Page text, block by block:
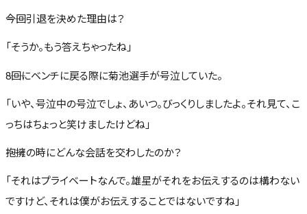
――今回引退を決めた理由は？
「そうか。もう答えちゃったね」
――8回にベンチに戻る際に菊池選手が号泣していた。
「いや、号泣中の号泣でしょ、あいつ。びっくりしましたよ。それ見て、こ
っちはちょっと笑けましたけどね」
――抱擁の時にどんな会話を交わしたのか？
「それはプライベートなんで。雄星がそれをお伝えするのは構わない
ですけど、それは僕がお伝えすることではないですね」